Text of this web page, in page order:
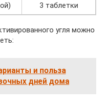
3 таблетки
угля можно
и польза
дней дома